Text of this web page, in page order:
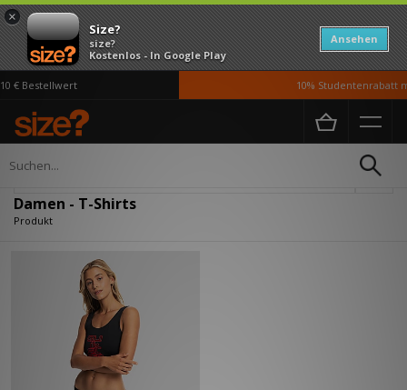
×
Size?
size?
Kostenlos - In Google Play
Ansehen
€ Bestellwert 10% Studentenrabatt
Home Damen
Damen - T-Shirts
Produkt